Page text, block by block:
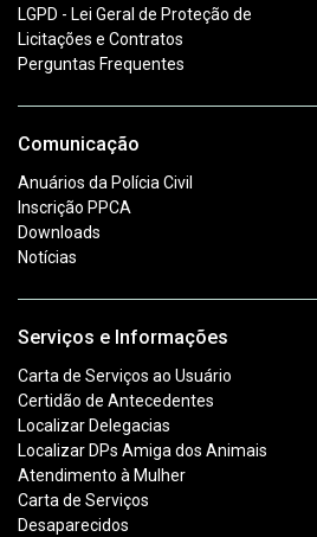
LGPD - Lei Geral de Proteção de
Licitações e Contratos
Perguntas Frequentes
Comunicação
Anuários da Polícia Civil
Inscrição PPCA
Downloads
Notícias
Serviços e Informações
Carta de Serviços ao Usuário
Certidão de Antecedentes
Localizar Delegacias
Localizar DPs Amiga dos Animais
Atendimento à Mulher
Carta de Serviços
Desaparecidos